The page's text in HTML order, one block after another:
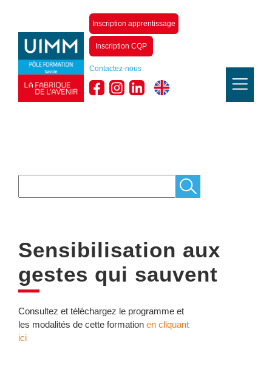
Inscription apprentissage
Inscription CQP
Contactez-nous
Sensibilisation aux
gestes qui sauvent
Consultez et téléchargez le programme et
les modalités de cette formationen cliquant
ici